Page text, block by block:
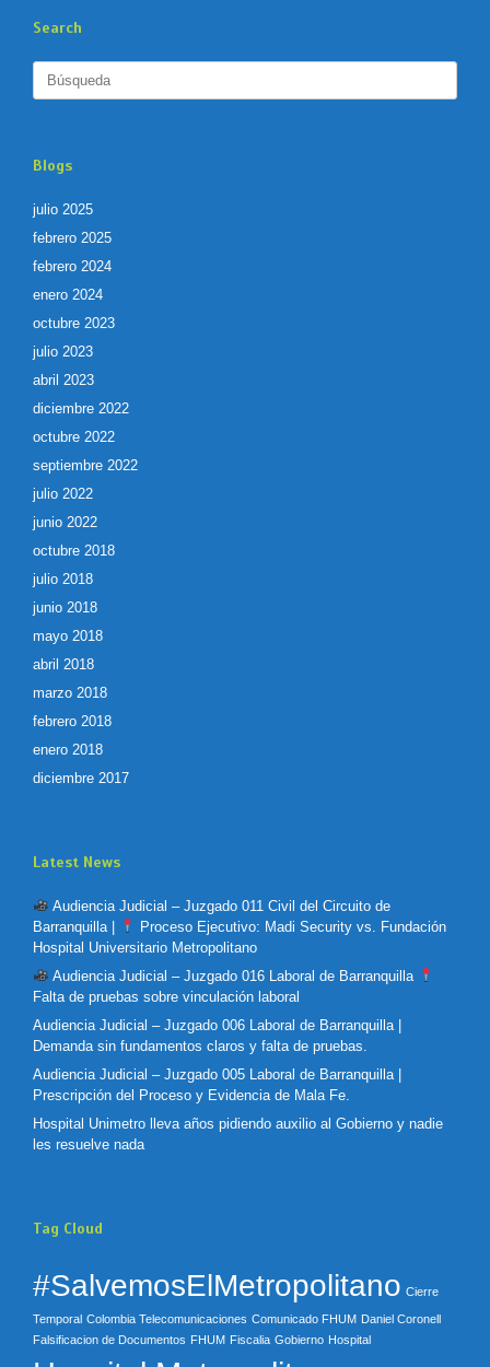
Search
Blogs
julio 2025
febrero 2025
febrero 2024
enero 2024
octubre 2023
julio 2023
abril 2023
diciembre 2022
octubre 2022
septiembre 2022
julio 2022
junio 2022
octubre 2018
julio 2018
junio 2018
mayo 2018
abril 2018
marzo 2018
febrero 2018
enero 2018
diciembre 2017
Latest News
Audiencia Judicial – Juzgado 011 Civil del Circuito de
Barranquilla |
Proceso Ejecutivo: Madi Security vs. Fundación
Hospital Universitario Metropolitano
Audiencia Judicial – Juzgado 016 Laboral de Barranquilla
Falta de pruebas sobre vinculación laboral
Audiencia Judicial – Juzgado 006 Laboral de Barranquilla |
Demanda sin fundamentos claros y falta de pruebas.
Audiencia Judicial – Juzgado 005 Laboral de Barranquilla |
Prescripción del Proceso y Evidencia de Mala Fe.
Hospital Unimetro lleva años pidiendo auxilio al Gobierno y nadie
les resuelve nada
Tag Cloud
#SalvemosElMetropolitano Cierre
Temporal Colombia Telecomunicaciones Comunicado FHUM Daniel Coronell
Falsificacion de Documentos FHUM Fiscalia Gobierno Hospital